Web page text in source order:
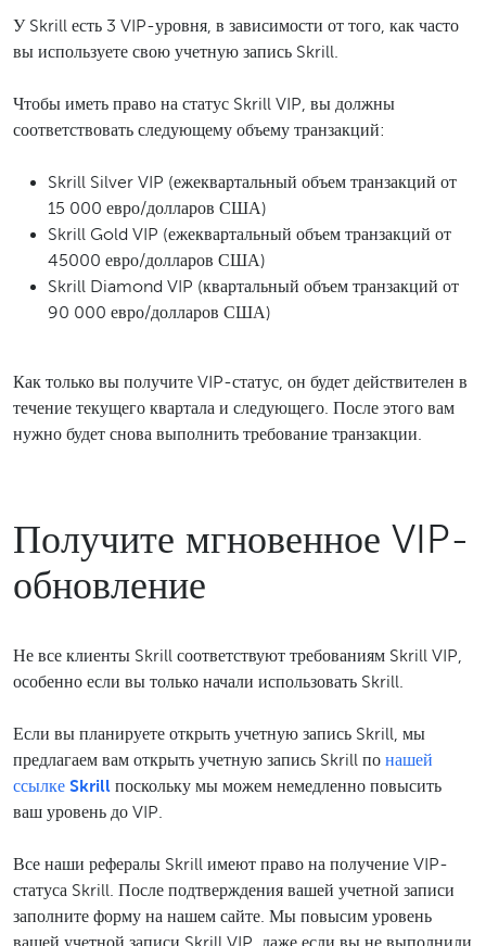
У Skrill есть 3 VIP-уровня, в зависимости от того, как часто
вы используете свою учетную запись Skrill.
Чтобы иметь право на статус Skrill VIP, вы должны
соответствовать следующему объему транзакций:
Skrill Silver VIP (ежеквартальный объем транзакций от
15 000 евро/долларов США)
Skrill Gold VIP (ежеквартальный объем транзакций от
45000 евро/долларов США)
Skrill Diamond VIP (квартальный объем транзакций от
90 000 евро/долларов США)
Как только вы получите VIP-статус, он будет действителен в
течение текущего квартала и следующего. После этого вам
нужно будет снова выполнить требование транзакции.
Получите мгновенное VIP-
обновление
Не все клиенты Skrill соответствуют требованиям Skrill VIP,
особенно если вы только начали использовать Skrill.
Если вы планируете открыть учетную запись Skrill, мы
предлагаем вам открыть учетную запись Skrill по нашей
ссылке Skrill поскольку мы можем немедленно повысить
ваш уровень до VIP.
Все наши рефералы Skrill имеют право на получение VIP-
статуса Skrill. После подтверждения вашей учетной записи
заполните форму на нашем сайте. Мы повысим уровень
вашей учетной записи Skrill VIP, даже если вы не выполнили